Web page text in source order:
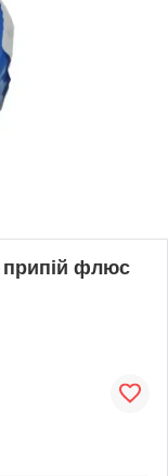
припій флюс